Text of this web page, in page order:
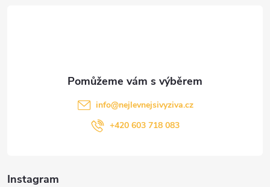
Instagram
info@nejlevnejsivyziva.cz
+420 603 718 083